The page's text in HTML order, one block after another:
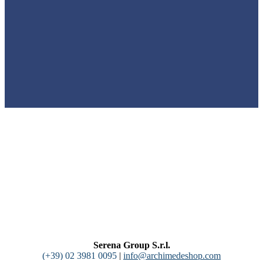
Serena Group S.r.l.
(+39) 02 3981 0095 | info@archimedeshop.com